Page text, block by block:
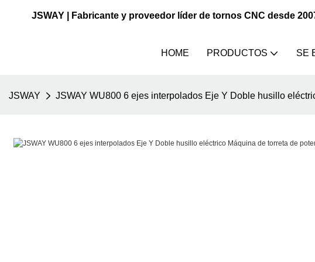
JSWAY | Fabricante y proveedor líder de tornos CNC desde
HOME PRODUCTOS SE
JSWAY JSWAY WU800 6 ejes interpolados Eje Y Doble husillo